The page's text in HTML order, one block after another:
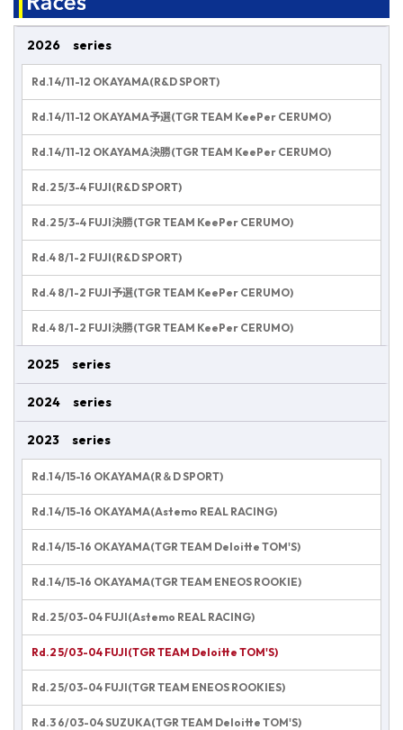
2026 series
Rd.1 4/11-12 OKAYAMA(R&D SPORT)
Rd.1 4/11-12 OKAYAMA予選(TGR TEAM KeePer CERUMO)
Rd.1 4/11-12 OKAYAMA決勝(TGR TEAM KeePer CERUMO)
Rd.2 5/3-4 FUJI(R&D SPORT)
Rd.2 5/3-4 FUJI決勝(TGR TEAM KeePer CERUMO)
Rd.4 8/1-2 FUJI(R&D SPORT)
Rd.4 8/1-2 FUJI予選(TGR TEAM KeePer CERUMO)
Rd.4 8/1-2 FUJI決勝(TGR TEAM KeePer CERUMO)
2025 series
2024 series
2023 series
Rd.1 4/15-16 OKAYAMA(R＆D SPORT)
Rd.1 4/15-16 OKAYAMA(Astemo REAL RACING)
Rd.1 4/15-16 OKAYAMA(TGR TEAM Deloitte TOM'S)
Rd.1 4/15-16 OKAYAMA(TGR TEAM ENEOS ROOKIE)
Rd.2 5/03-04 FUJI(Astemo REAL RACING)
Rd.2 5/03-04 FUJI(TGR TEAM Deloitte TOM'S)
Rd.2 5/03-04 FUJI(TGR TEAM ENEOS ROOKIES)
Rd.3 6/03-04 SUZUKA(TGR TEAM Deloitte TOM'S)